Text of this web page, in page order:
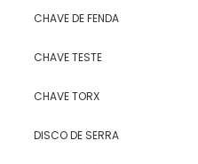
CHAVE DE FENDA
CHAVE TESTE
CHAVE TORX
DISCO DE SERRA